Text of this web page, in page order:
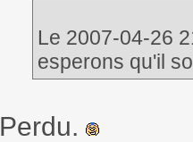
Le 2007-04-26
esperons qu'il
Perdu.